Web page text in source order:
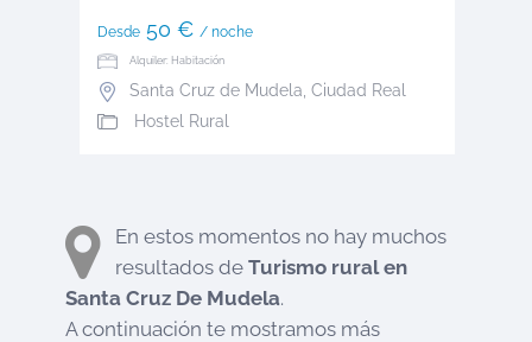
Desde50 € / noche
Alquiler: Habitación
Santa Cruz de Mudela Ciudad Real
Hostel Rural
En estos momentos no hay muchos
resultados de Turismo rural en
Santa Cruz De Mudela.
A continuación te mostramos más